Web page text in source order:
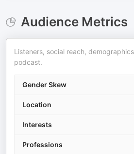
Audience Metrics
Listeners, social reach,
podcast.
Gender Skew
Location
Interests
Professions